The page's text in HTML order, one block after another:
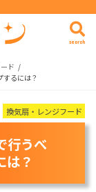
search
ド
るには？
換気扇・レンジフード
行うべ
は？